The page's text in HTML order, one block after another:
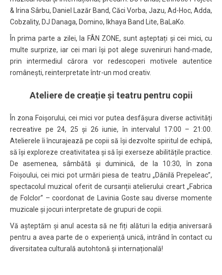
& Irina Sârbu, Daniel Lazăr Band, Căci Vorba, Jazu, Ad-Hoc, Adda,
Cobzality, DJ Danaga, Domino, Ikhaya Band Lite, BaLaKo.
În prima parte a zilei, la FÂN ZONE, sunt așteptați și cei mici, cu
multe surprize, iar cei mari își pot alege suveniruri hand-made,
prin intermediul cărora vor redescoperi motivele autentice
românești, reinterpretate într-un mod creativ.
Ateliere de creație și teatru pentru copii
În zona Foișorului, cei mici vor putea desfășura diverse activități
recreative pe 24, 25 și 26 iunie, în intervalul 17:00 – 21:00.
Atelierele îi încurajează pe copii să își dezvolte spiritul de echipă,
să își exploreze creativitatea și să își exerseze abilitățile practice.
De asemenea, sâmbătă și duminică, de la 10:30, în zona
Foișoului, cei mici pot urmări piesa de teatru „Dănilă Prepeleac”,
spectacolul muzical oferit de cursanții atelierului creart „Fabrica
de Folclor” – coordonat de Lavinia Goste sau diverse momente
muzicale și jocuri interpretate de grupuri de copii.
Vă așteptăm și anul acesta să ne fiți alături la ediția aniversară
pentru a avea parte de o experiență unică, intrând în contact cu
diversitatea culturală autohtonă și internațională!